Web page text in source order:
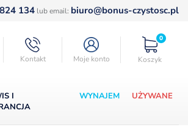
134 lub email: biuro@bonus-czystosc.pl
Kontakt Moje konto Koszyk
0
I
WYNAJEM UŻYWANE